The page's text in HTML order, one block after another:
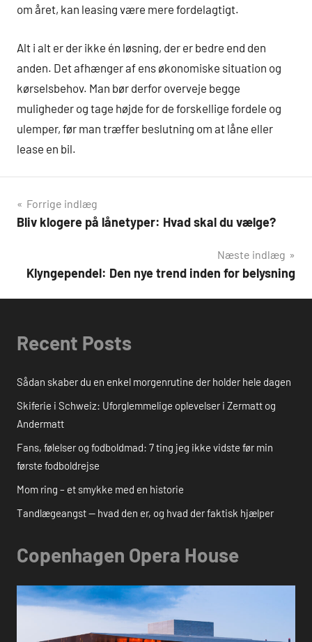
om året, kan leasing være mere fordelagtigt.
Alt i alt er der ikke én løsning, der er bedre end den
anden. Det afhænger af ens økonomiske situation og
kørselsbehov. Man bør derfor overveje begge
muligheder og tage højde for de forskellige fordele og
ulemper, før man træffer beslutning om at låne eller
lease en bil.
Indlægsnavigation
Forrige indlæg
Bliv klogere på lånetyper: Hvad skal du vælge?
Næste indlæg
Klyngependel: Den nye trend inden for belysning
Recent Posts
Sådan skaber du en enkel morgenrutine der holder hele dagen
Skiferie i Schweiz: Uforglemmelige oplevelser i Zermatt og
Andermatt
Fans, følelser og fodboldmad: 7 ting jeg ikke vidste før min
første fodboldrejse
Mom ring – et smykke med en historie
Tandlægeangst — hvad den er, og hvad der faktisk hjælper
Copenhagen Opera House